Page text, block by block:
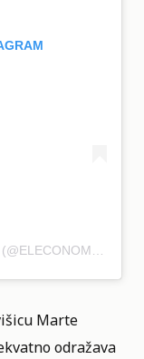
A POST SHARED BY ELECONOMISTA (@ELECONOMISTAES)
Marte
odražava